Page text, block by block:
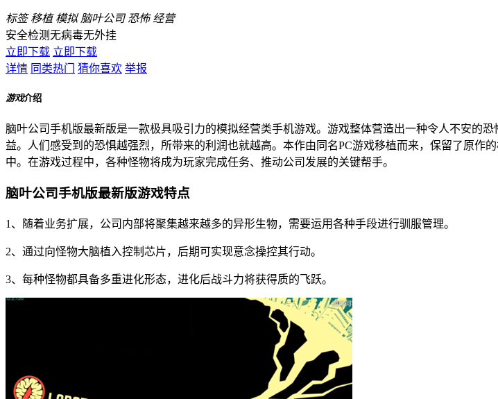
标签 移植 模拟 脑叶公司 恐怖 经营
安全检测无病毒无外挂
立即下载 立即下载
详情 同类热门 猜你喜欢 举报
游戏介绍
脑叶公司手机版最新版是一款极具吸引力的模拟经营类手机游戏。游戏整体营造出一种令人不安的
益。人们感受到的恐惧越强烈，所带来的利润也就越高。本作由同名PC游戏移植而来，保留了原
中。在游戏过程中，各种怪物将成为玩家完成任务、推动公司发展的关键帮手。
脑叶公司手机版最新版游戏特点
1、随着业务扩展，公司内部将聚集越来越多的异形生物，需要运用各种手段进行驯服管理。
2、通过向怪物大脑植入控制芯片，后期可实现意念操控其行动。
3、每种怪物都具备多重进化形态，进化后战斗力将获得质的飞跃。